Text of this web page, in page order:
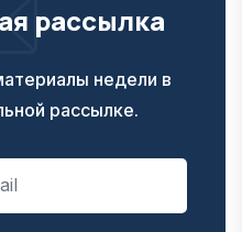
рассылка
недели в
рассылке.